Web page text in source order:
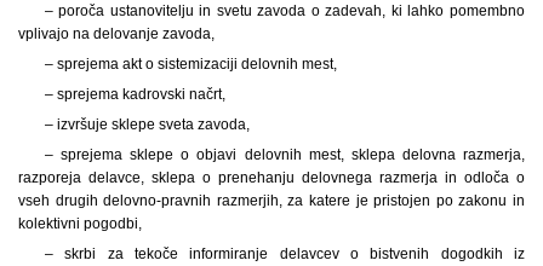
– poroča ustanovitelju in svetu zavoda o zadevah, ki lahko pomembno
vplivajo na delovanje zavoda,
– sprejema akt o sistemizaciji delovnih mest,
– sprejema kadrovski načrt,
– izvršuje sklepe sveta zavoda,
– sprejema sklepe o objavi delovnih mest, sklepa delovna razmerja,
razporeja delavce, sklepa o prenehanju delovnega razmerja in odloča o
vseh drugih delovno-pravnih razmerjih, za katere je pristojen po zakonu in
kolektivni pogodbi,
– skrbi za tekoče informiranje delavcev o bistvenih dogodkih iz